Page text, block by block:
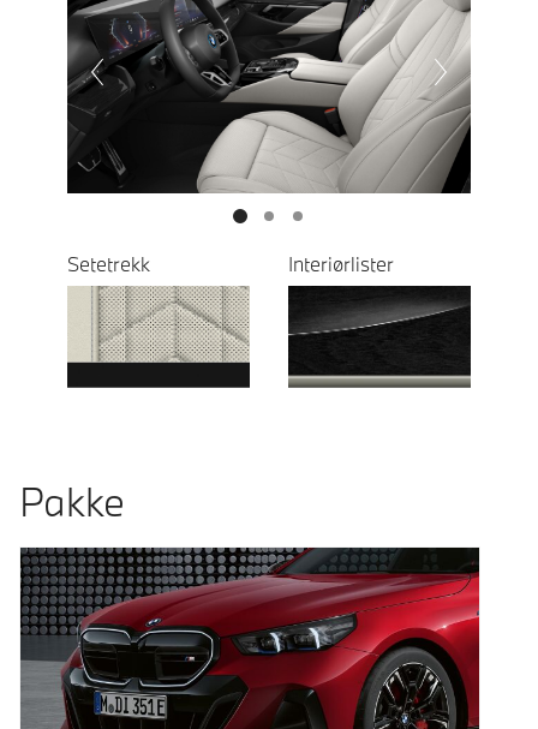
Prevoius
Next
Setetrekk Interiørlister
Pakke